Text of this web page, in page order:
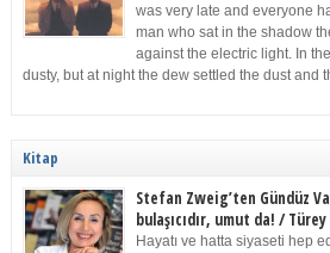
was very late and everyone
man who sat in the shadow
against the electric light. In
dusty, but at night the dew settled the dust and
Kitap
Stefan Zweig’ten Gündüz
bulaşıcıdır, umut da! / Türey
Hayatı ve hatta siyaseti hep